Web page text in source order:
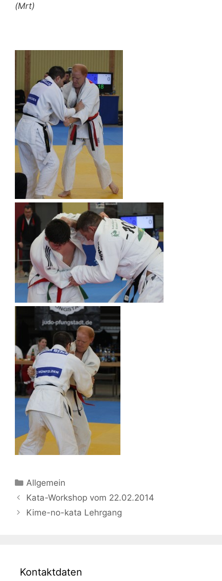
(Mrt)
Kategorien
Allgemein
Beitrags-
Navigation
Kata-Workshop vom 22.02.2014
Kime-no-kata Lehrgang
Kontaktdaten